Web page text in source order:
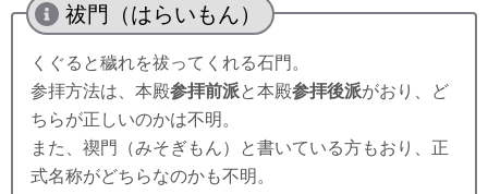
祓門（はらいもん）
くぐると穢れを祓ってくれる石門。
参拝方法は、本殿参拝前派と本殿参拝後派がおり、ど
ちらが正しいのかは不明。
また、禊門（みそぎもん）と書いている方もおり、正
式名称がどちらなのかも不明。